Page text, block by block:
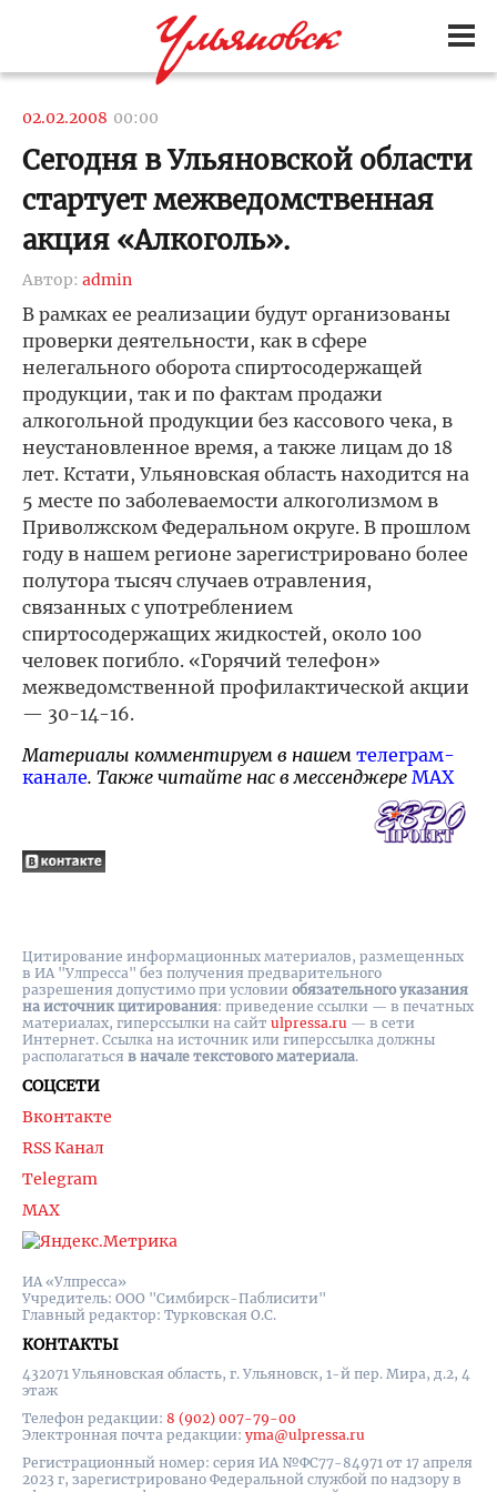
02.02.2008 00:00
Сегодня в Ульяновской области
стартует межведомственная
акция «Алкоголь».
Автор: admin
В рамках ее реализации будут организованы
проверки деятельности, как в сфере
нелегального оборота спиртосодержащей
продукции, так и по фактам продажи
алкогольной продукции без кассового чека, в
неустановленное время, а также лицам до 18
лет. Кстати, Ульяновская область находится на
5 месте по заболеваемости алкоголизмом в
Приволжском Федеральном округе. В прошлом
году в нашем регионе зарегистрировано более
полутора тысяч случаев отравления,
связанных с употреблением
спиртосодержащих жидкостей, около 100
человек погибло. «Горячий телефон»
межведомственной профилактической акции
— 30-14-16.
Материалы комментируем в нашем телеграм-
канале. Также читайте нас в мессенджере MAX
ИА «Улпресса»
Учредитель: ООО "Симбирск-Паблисити"
Главный редактор: Турковская О.С.
КОНТАКТЫ
432071 Ульяновская область, г. Ульяновск, 1-й пер. Мира, д.2, 4
этаж
Телефон редакции: 8 (902) 007-79-00
Электронная почта редакции: yma@ulpressa.ru
Регистрационный номер: серия ИА №ФС77-84971 от 17 апреля
2023 г, зарегистрировано Федеральной службой по надзору в
СОЦСЕТИ
Вконтакте
RSS Канал
Telegram
MAX
Цитирование информационных материалов, размещенных
в ИА "Улпресса" без получения предварительного
разрешения допустимо при условии обязательного указания
на источник цитирования: приведение ссылки — в печатных
материалах, гиперссылки на cайт ulpressa.ru — в сети
Интернет. Ссылка на источник или гиперссылка должны
располагаться в начале текстового материала.